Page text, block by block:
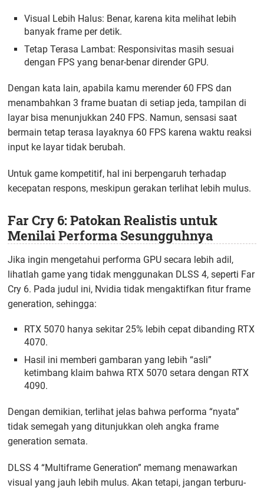
Visual Lebih Halus: Benar, karena kita melihat lebih
banyak frame per detik.
Tetap Terasa Lambat: Responsivitas masih sesuai
dengan FPS yang benar-benar dirender GPU.
Dengan kata lain, apabila kamu merender 60 FPS dan
menambahkan 3 frame buatan di setiap jeda, tampilan di
layar bisa menunjukkan 240 FPS. Namun, sensasi saat
bermain tetap terasa layaknya 60 FPS karena waktu reaksi
input ke layar tidak berubah.
Untuk game kompetitif, hal ini berpengaruh terhadap
kecepatan respons, meskipun gerakan terlihat lebih mulus.
Far Cry 6: Patokan Realistis untuk
Menilai Performa Sesungguhnya
Jika ingin mengetahui performa GPU secara lebih adil,
lihatlah game yang tidak menggunakan DLSS 4, seperti Far
Cry 6. Pada judul ini, Nvidia tidak mengaktifkan fitur frame
generation, sehingga:
RTX 5070 hanya sekitar 25% lebih cepat dibanding RTX
4070.
Hasil ini memberi gambaran yang lebih “asli”
ketimbang klaim bahwa RTX 5070 setara dengan RTX
4090.
Dengan demikian, terlihat jelas bahwa performa “nyata”
tidak semegah yang ditunjukkan oleh angka frame
generation semata.
DLSS 4 “Multiframe Generation” memang menawarkan
visual yang jauh lebih mulus. Akan tetapi, jangan terburu-